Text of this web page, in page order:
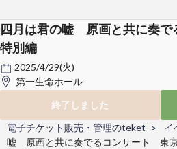
四月は君の嘘 原画と共に奏
特別編
2025/4/29(火)
第一生命ホール
終了しました
電子チケット販売・管理のteket イ
嘘 原画と共に奏でるコンサート 東京